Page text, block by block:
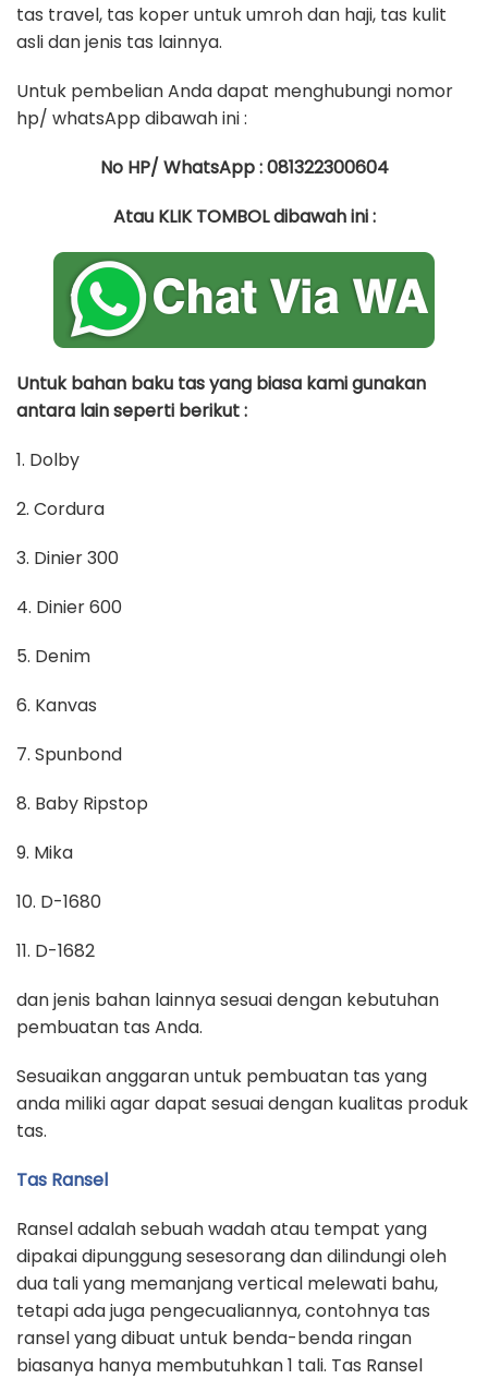
tas travel, tas koper untuk umroh dan haji, tas kulit
asli dan jenis tas lainnya.
Untuk pembelian Anda dapat menghubungi nomor
hp/ whatsApp dibawah ini :
No HP/ WhatsApp : 081322300604
Atau KLIK TOMBOL dibawah ini :
Untuk bahan baku tas yang biasa kami gunakan
antara lain seperti berikut :
1. Dolby
2. Cordura
3. Dinier 300
4. Dinier 600
5. Denim
6. Kanvas
7. Spunbond
8. Baby Ripstop
9. Mika
10. D-1680
11. D-1682
dan jenis bahan lainnya sesuai dengan kebutuhan
pembuatan tas Anda.
Sesuaikan anggaran untuk pembuatan tas yang
anda miliki agar dapat sesuai dengan kualitas produk
tas.
Tas Ransel
Ransel adalah sebuah wadah atau tempat yang
dipakai dipunggung sesesorang dan dilindungi oleh
dua tali yang memanjang vertical melewati bahu,
tetapi ada juga pengecualiannya, contohnya tas
ransel yang dibuat untuk benda-benda ringan
biasanya hanya membutuhkan 1 tali. Tas Ransel